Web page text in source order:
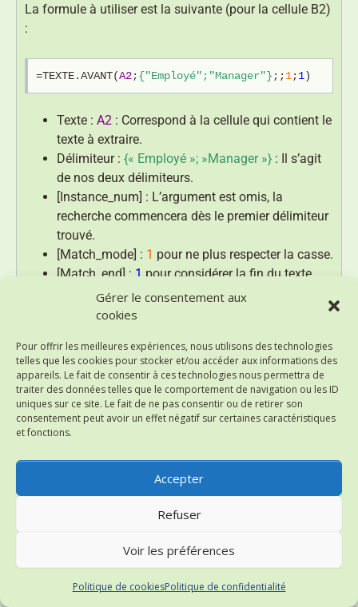
Gérer le consentement aux
cookies
Pour offrir les meilleures expériences, nous utilisons des technologies
telles que les cookies pour stocker et/ou accéder aux informations des
appareils. Le fait de consentir à ces technologies nous permettra de
traiter des données telles que le comportement de navigation ou les ID
uniques sur ce site. Le fait de ne pas consentir ou de retirer son
consentement peut avoir un effet négatif sur certaines caractéristiques
et fonctions.
Accepter
Refuser
Voir les préférences
Politique de cookiesPolitique de confidentialité
La formule à utiliser est la suivante (pour la cellule B2)
:
=TEXTE.AVANT(A2;{"Employé";"Manager"} ;;1;1)
Texte : A2 : Correspond à la cellule qui contient le
texte à extraire.
Délimiteur : {« Employé »; »Manager »} : Il s’agit
de nos deux délimiteurs.
[Instance_num] : L’argument est omis, la
recherche commencera dès le premier délimiteur
trouvé.
[Match_mode] : 1 pour ne plus respecter la casse.
[Match_end] : 1 pour considérer la fin du texte
comme délimiteur.